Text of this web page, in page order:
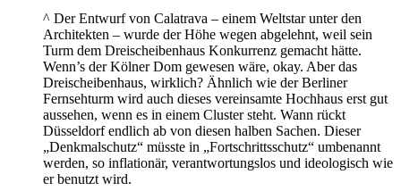
^ Der Entwurf von Calatrava – einem Weltstar unter den
Architekten – wurde der Höhe wegen abgelehnt, weil sein
Turm dem Dreischeibenhaus Konkurrenz gemacht hätte.
Wenn’s der Kölner Dom gewesen wäre, okay. Aber das
Dreischeibenhaus, wirklich? Ähnlich wie der Berliner
Fernsehturm wird auch dieses vereinsamte Hochhaus erst gut
aussehen, wenn es in einem Cluster steht. Wann rückt
Düsseldorf endlich ab von diesen halben Sachen. Dieser
„Denkmalschutz“ müsste in „Fortschrittsschutz“ umbenannt
werden, so inflationär, verantwortungslos und ideologisch wie
er benutzt wird.